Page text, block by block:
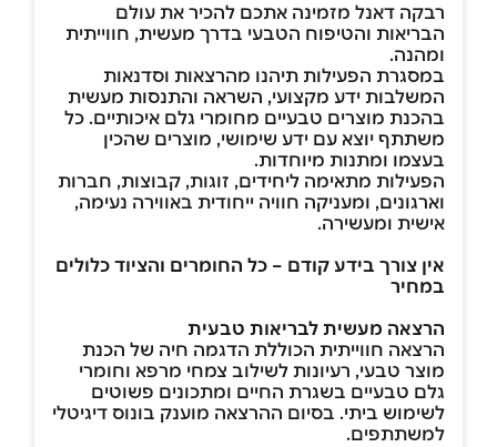
רבקה דאנל מזמינה אתכם להכיר את עולם
הבריאות והטיפוח הטבעי בדרך מעשית, חווייתית
ומהנה.
במסגרת הפעילות תיהנו מהרצאות וסדנאות
המשלבות ידע מקצועי, השראה והתנסות מעשית
בהכנת מוצרים טבעיים מחומרי גלם איכותיים. כל
משתתף יוצא עם ידע שימושי, מוצרים שהכין
בעצמו ומתנות מיוחדות.
הפעילות מתאימה ליחידים, זוגות, קבוצות, חברות
וארגונים, ומעניקה חוויה ייחודית באווירה נעימה,
אישית ומעשירה.
אין צורך בידע קודם – כל החומרים והציוד כלולים
במחיר
הרצאה מעשית לבריאות טבעית
הרצאה חווייתית הכוללת הדגמה חיה של הכנת
מוצר טבעי, רעיונות לשילוב צמחי מרפא וחומרי
גלם טבעיים בשגרת החיים ומתכונים פשוטים
לשימוש ביתי. בסיום ההרצאה מוענק בונוס דיגיטלי
למשתתפים.